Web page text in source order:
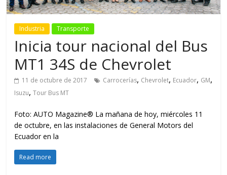
Industria Transporte
Inicia tour nacional del Bus
MT1 34S de Chevrolet
11 de octubre de 2017 Carrocerías, Chevrolet, Ecuador, GM,
Isuzu,Tour Bus MT
Foto: AUTO Magazine® La mañana de hoy, miércoles 11
de octubre, en las instalaciones de General Motors del
Ecuador en la
Read more